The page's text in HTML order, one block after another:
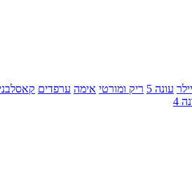
עונה 5 ריק ומורטי אימה ערפדים
4